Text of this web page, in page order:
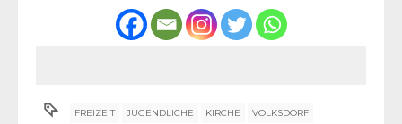
FREIZEIT JUGENDLICHE KIRCHE VOLKSDORF